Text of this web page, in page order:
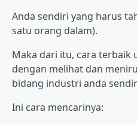
Anda sendiri yang harus
satu orang dalam).
Maka dari itu, cara terbaik
dengan melihat dan
bidang industri anda
Ini cara mencarinya: